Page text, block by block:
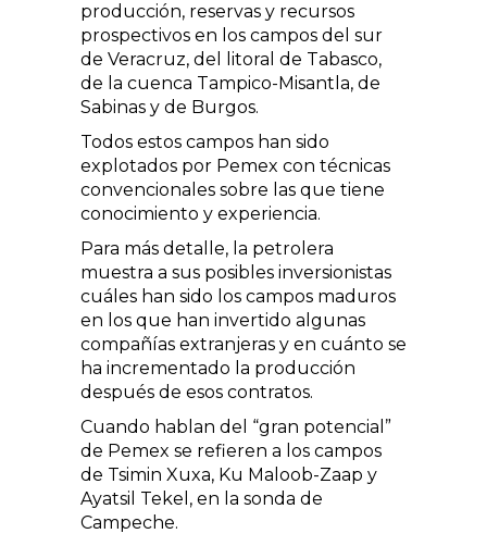
producción, reservas y recursos
prospectivos en los campos del sur
de Veracruz, del litoral de Tabasco,
de la cuenca Tampico-Misantla, de
Sabinas y de Burgos.
Todos estos campos han sido
explotados por Pemex con técnicas
convencionales sobre las que tiene
conocimiento y experiencia.
Para más detalle, la petrolera
muestra a sus posibles inversionistas
cuáles han sido los campos maduros
en los que han invertido algunas
compañías extranjeras y en cuánto se
ha incrementado la producción
después de esos contratos.
Cuando hablan del “gran potencial”
de Pemex se refieren a los campos
de Tsimin Xuxa, Ku Maloob-Zaap y
Ayatsil Tekel, en la sonda de
Campeche.